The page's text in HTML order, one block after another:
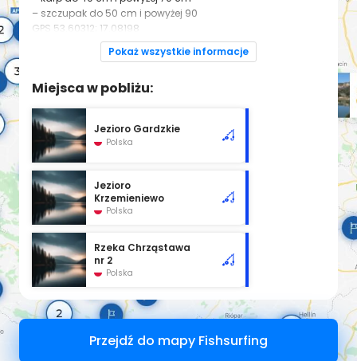
– szczupak do 50 cm i powyżej 90
GPS 53.60312; 17.08198
Zezwolenia online
Pokaż wszystkie informacje
Miejsca w pobliżu:
Jezioro Gardzkie
Polska
Jezioro
Krzemieniewo
Polska
Rzeka Chrząstawa
nr 2
Polska
Przejdź do mapy Fishsurfing